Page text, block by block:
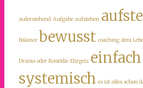
auferstehend Aufgabe aufstehen
Balance bewusst coaching dem
Drama oder Komödie Ehrgeiz einfach
systemisch es ist alles schon